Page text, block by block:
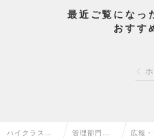
最近ご覧になっ
おすす
ハイクラス求 管理部門系 広報・